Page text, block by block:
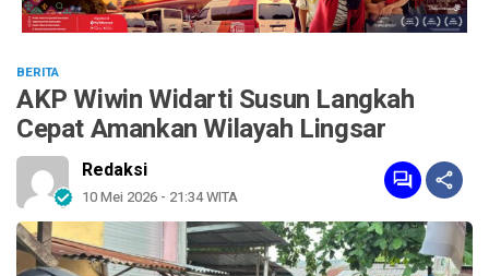
BERITA
AKP Wiwin Widarti Susun Langkah
Cepat Amankan Wilayah Lingsar
Redaksi
10 Mei 2026 - 21:34 WITA